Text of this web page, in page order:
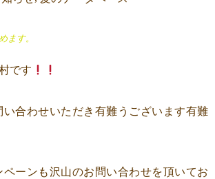
ます。
です
い合わせいただき有難うございます有難
ーンも沢山のお問い合わせを頂いてお